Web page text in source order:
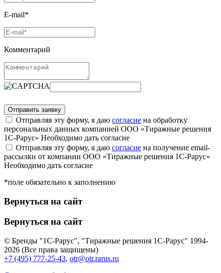
E-mail*
Комментарий
Отправляя эту форму, я даю согласие на обработку
персональных данных компанией ООО «Тиражные решения
1С-Рарус» Необходимо дать согласие
Отправляя эту форму, я даю согласие на получение email-
рассылки от компании ООО «Тиражные решения 1С-Рарус»
Необходимо дать согласие
*поле обязательно к заполнению
Вернуться на сайт
Вернуться на сайт
© Бренды "1С-Рарус", "Тиражные решения 1С-Рарус" 1994-
2026 (Все права защищены)
+7 (495) 777-25-43, otr@otr.rarus.ru